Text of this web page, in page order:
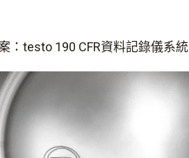
：testo 190 CFR資料記錄儀系統